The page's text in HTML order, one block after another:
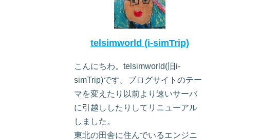
telsimworld (i-simTrip)
こんにちわ。telsimworld(旧i-
simTrip)です。ブログサイトのテー
マを変えたり以前より速いサーバ
に引越ししたりしてリニューアル
しました。
東北の田舎に住んでいるエンジニ